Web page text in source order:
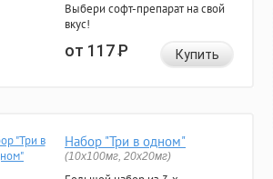
Выбери софт-препарат на свой
вкус!
от 117Р Купить
Набор "Три в одном"
(10x100мг, 20x20мг)